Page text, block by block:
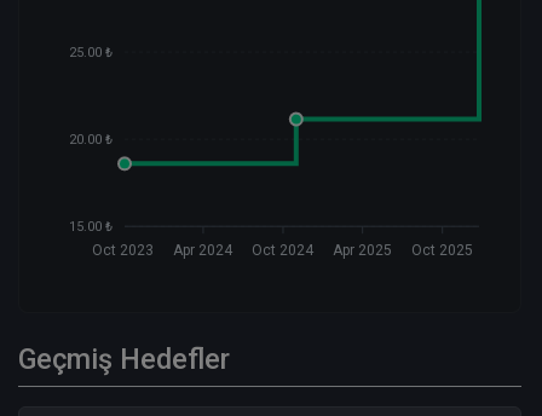
25.00 ₺
20.00 ₺
15.00 ₺
Oct 2023 Apr 2024 Oct 2024 Apr 2025 Oct 2025
Geçmiş Hedefler